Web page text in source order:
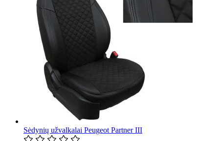
Sėdynių užvalkalai Peugeot Partner III